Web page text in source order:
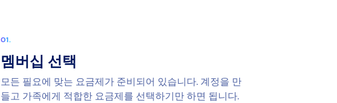
멤버십 선택
모든 필요에 맞는 요금제가 준비되어 있습니다. 계정을 만
들고 가족에게 적합한 요금제를 선택하기만 하면 됩니다.